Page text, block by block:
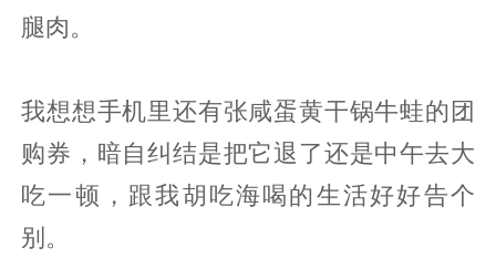
腿肉。
我想想手机里还有张咸蛋黄干锅牛蛙的团
购券，暗自纠结是把它退了还是中午去大
吃一顿，跟我胡吃海喝的生活好好告个
别。